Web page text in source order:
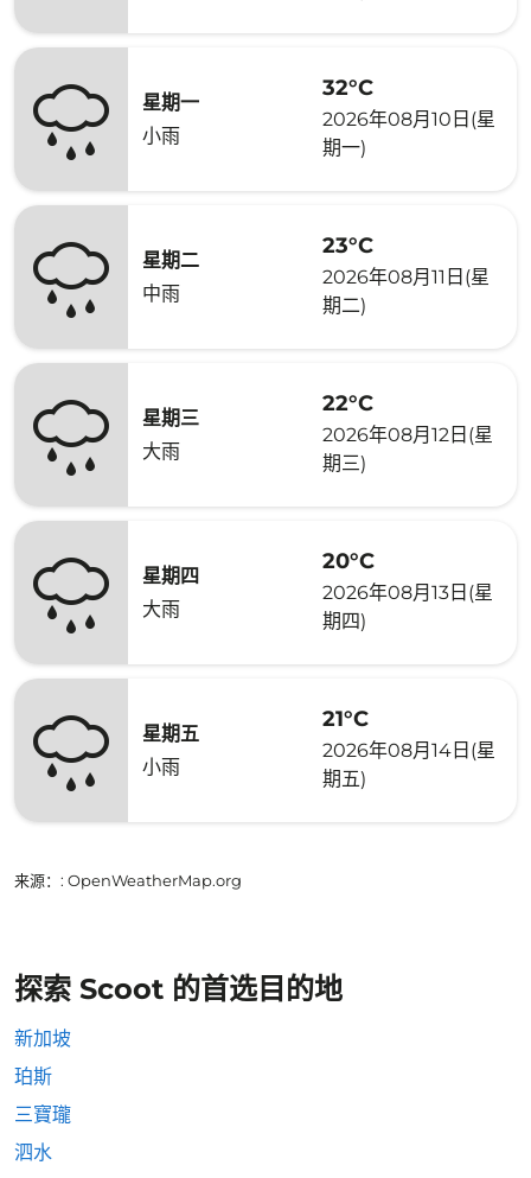
星期一
小雨
32°C
2026年08月10日(星
期一)
星期二
中雨
23°C
2026年08月11日(星
期二)
星期三
大雨
22°C
2026年08月12日(星
期三)
星期四
大雨
20°C
2026年08月13日(星
期四)
星期五
小雨
21°C
2026年08月14日(星
期五)
来源： : OpenWeatherMap.org
探索 Scoot 的首选目的地
新加坡
珀斯
三寶瓏
泗水